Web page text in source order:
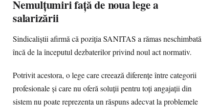
Nemulțumiri față de noua lege a
salarizării
Sindicaliștii afirmă că poziția SANITAS a rămas neschimbată
încă de la începutul dezbaterilor privind noul act normativ.
Potrivit acestora, o lege care creează diferențe între categorii
profesionale și care nu oferă soluții pentru toți angajații din
sistem nu poate reprezenta un răspuns adecvat la problemele